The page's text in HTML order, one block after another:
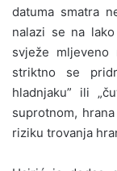
datuma smatra
nalazi se na
svježe
striktno se
hladnjaku” ili
suprotnom,
riziku trovanja